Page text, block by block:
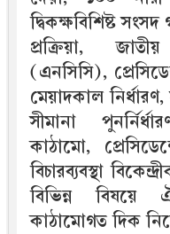
দ্বিকক্ষবিশিষ্ট
প্রক্রিয়া,
(এনসিসি),
মেয়াদকাল নির্ধারণ,
সীমানা
কাঠামো,
বিচারব্যবস্থা
বিভিন্ন বিষয়ে
কাঠামোগত দিক